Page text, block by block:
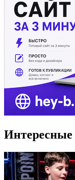
Интересные